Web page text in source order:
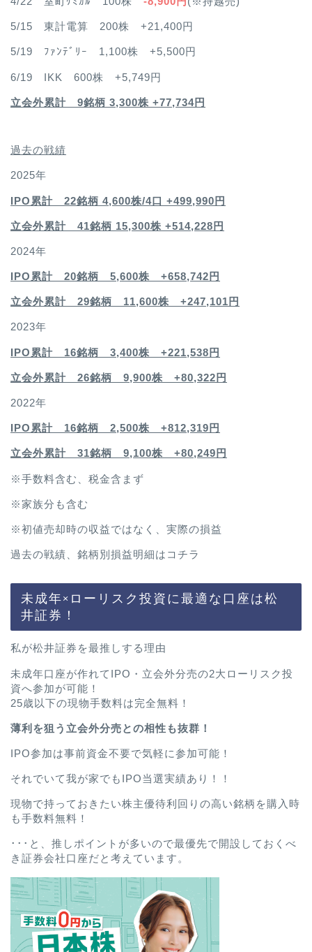
5/15 東計電算 200株 +21,400円
5/19 ﾌｧﾝﾃﾞﾘｰ 1,100株 +5,500円
6/19 IKK 600株 +5,749円
立会外累計 9銘柄 3,300株 +77,734円
過去の戦績
2025年
IPO累計 22銘柄 4,600株/4口 +499,990円
立会外累計 41銘柄 15,300株 +514,228円
2024年
IPO累計 20銘柄 5,600株 +658,742円
立会外累計 29銘柄 11,600株 +247,101円
2023年
IPO累計 16銘柄 3,400株 +221,538円
立会外累計 26銘柄 9,900株 +80,322円
2022年
IPO累計 16銘柄 2,500株 +812,319円
立会外累計 31銘柄 9,100株 +80,249円
※手数料含む、税金含まず
※家族分も含む
※初値売却時の収益ではなく、実際の損益
過去の戦績、銘柄別損益明細は コチラ
未成年×ローリスク投資に最適な口座は松
井証券！
私が松井証券を最推しする理由
未成年口座が作れてIPO・立会外分売の2大ローリスク投
資へ参加が可能！
25歳以下の現物手数料は完全無料！
薄利を狙う立会外分売との相性も抜群！
IPO参加は事前資金不要で気軽に参加可能！
それでいて我が家でもIPO当選実績あり！！
現物で持っておきたい株主優待利回りの高い銘柄を購入時
も手数料無料！
･･･と、推しポイントが多いので最優先で開設しておくべ
き証券会社口座だと考えています。
プロフィール